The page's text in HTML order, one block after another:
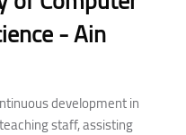
- Ain
development in
staff, assisting